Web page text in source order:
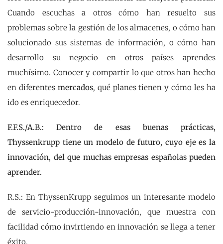
Cuando escuchas a otros cómo han resuelto sus
problemas sobre la gestión de los almacenes, o cómo han
solucionado sus sistemas de información, o cómo han
desarrollo su negocio en otros países aprendes
muchísimo. Conocer y compartir lo que otros han hecho
en diferentes mercados, qué planes tienen y cómo les ha
ido es enriquecedor.
F.F.S./A.B.: Dentro de esas buenas prácticas,
Thyssenkrupp tiene un modelo de futuro, cuyo eje es la
innovación, del que muchas empresas españolas pueden
aprender.
R.S.: En ThyssenKrupp seguimos un interesante modelo
de servicio-producción-innovación, que muestra con
facilidad cómo invirtiendo en innovación se llega a tener
éxito.